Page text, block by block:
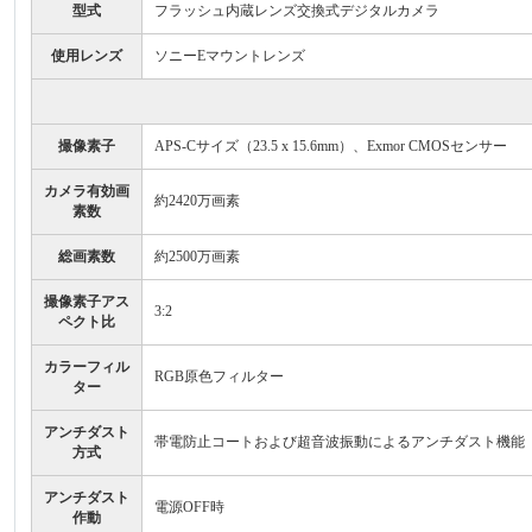
型式 フラッシュ内蔵レンズ交換式デジタルカメラ
使用レンズ ソニーEマウントレンズ
撮像素子 APS-Cサイズ（23.5 x 15.6mm）、Exmor CMOSセンサー
カメラ有効画
素数
約2420万画素
総画素数 約2500万画素
撮像素子アス
ペクト比
3:2
カラーフィル
ター
RGB原色フィルター
アンチダスト
方式
帯電防止コートおよび超音波振動によるアンチダスト機能
アンチダスト
作動
電源OFF時